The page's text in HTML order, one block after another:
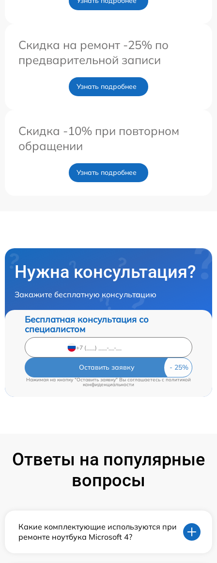
Скидка на ремонт -25% по
предварительной записи
Узнать подробнее
Скидка -10% при повторном
обращении
Узнать подробнее
Нужна консультация?
Закажите бесплатную консультацию
Бесплатная консультация со
специалистом
Оставить заявку
Нажимая на кнопку "Оставить заявку" Вы соглашаетесь c политикой
конфиденциальности
Ответы на популярные
вопросы
Какие комплектующие используются при
ремонте ноутбука Microsoft 4?